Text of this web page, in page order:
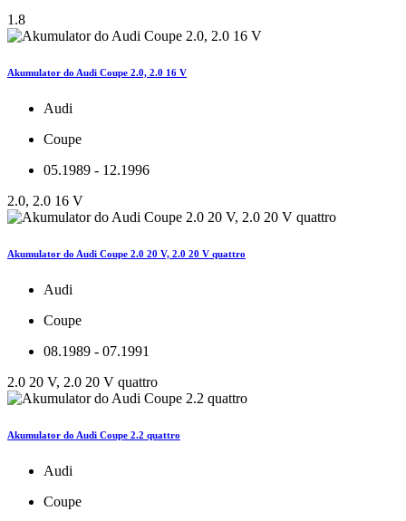
1.8
Akumulator do Audi Coupe 2.0, 2.0 16 V
Audi
Coupe
05.1989 - 12.1996
2.0, 2.0 16 V
Akumulator do Audi Coupe 2.0 20 V, 2.0 20 V quattro
Audi
Coupe
08.1989 - 07.1991
2.0 20 V, 2.0 20 V quattro
Akumulator do Audi Coupe 2.2 quattro
Audi
Coupe